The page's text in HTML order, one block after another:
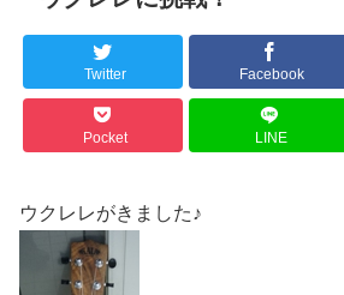
Twitter Facebook
Pocket LINE
ウクレレがきました♪